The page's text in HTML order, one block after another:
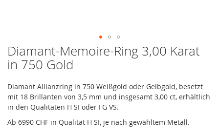
Zum
Anfang
der
springen
Diamant-Memoire-Ring 3,00 Karat
in 750 Gold
Diamant Allianzring in 750 Weißgold oder Gelbgold, besetzt
mit 18 Brillanten von 3,5 mm und insgesamt 3,00 ct, erhältlich
in den Qualitäten H SI oder FG VS.
Ab 6990 CHF in Qualität H SI, je nach gewähltem Metall.